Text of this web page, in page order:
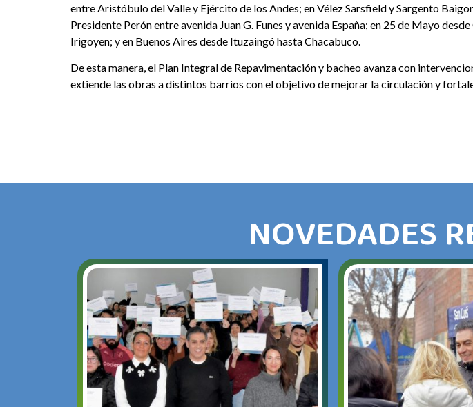
entre Aristóbulo del Valle y Ejército de los Andes; en Vélez Sarsfield y Sargento
Presidente Perón entre avenida Juan G. Funes y avenida España; en 25 de Mayo
Irigoyen; y en Buenos Aires desde Ituzaingó hasta Chacabuco.
De esta manera, el Plan Integral de Repavimentación y bacheo avanza con
extiende las obras a distintos barrios con el objetivo de mejorar la circulación y
NOVEDADES